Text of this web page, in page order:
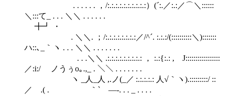
. . . . . . ，/:.:.:.:.:.:.:.:.:.:）(´:.／:.:／⌒＼::::::
＼:::て_ . . . ＼＼ . . . . . .
╋┛ ・
. ＼＼. ；/:.:.:.:.:.:.:.:／/^´. :.:.:/(::::::::::＼):::::::
ハ::､_｀ヽ . . . ＼＼ . . . . . . .
. . .＼＼ .:.:.:.:.:.:.:.:.: ， :.:{:.: , J:::::::::::::::::
／:i:/ ノうぅo｡.,_ . ＼＼ . . . . . . .
ヽ _人_人 ,.ノ(_／ :.:.:.:.: 人√｀ヽ).:::::::::/ ::
／ .( . ｀` ―-. . . _ . . . .